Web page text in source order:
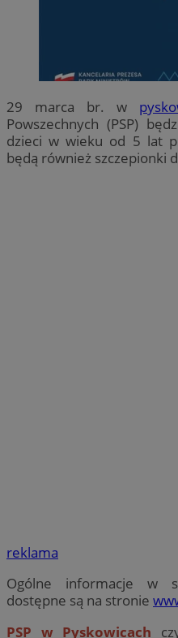
29 marca br. w
Powszechnych (PSP)
dzieci w wieku od 5 lat
będą również szczepionki
reklama
Ogólne informacje w
dostępne są na stronie
PSP w Pyskowicach